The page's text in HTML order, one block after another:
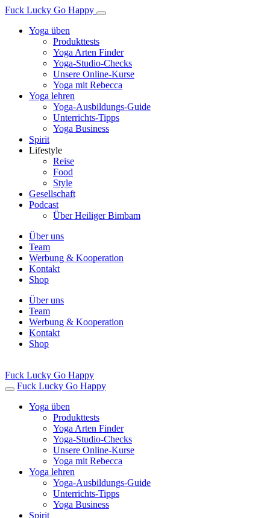
Fuck Lucky Go Happy
Yoga üben
Produkttests
Yoga Arten Finder
Yoga-Studio-Checks
Unsere Online-Kurse
Yoga mit Rebecca
Yoga lehren
Yoga-Ausbildungs-Guide
Unterrichts-Tipps
Yoga Business
Spirit
Lifestyle
Reise
Food
Style
Gesellschaft
Podcast
Über Heiliger Bimbam
Über uns
Team
Werbung & Kooperation
Kontakt
Shop
Über uns
Team
Werbung & Kooperation
Kontakt
Shop
Fuck Lucky Go Happy
Fuck Lucky Go Happy
Yoga üben
Produkttests
Yoga Arten Finder
Yoga-Studio-Checks
Unsere Online-Kurse
Yoga mit Rebecca
Yoga lehren
Yoga-Ausbildungs-Guide
Unterrichts-Tipps
Yoga Business
Spirit